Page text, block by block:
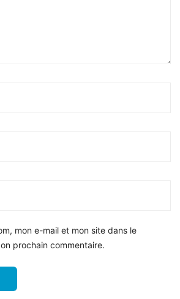
mon e-mail et mon site dans le
prochain commentaire.